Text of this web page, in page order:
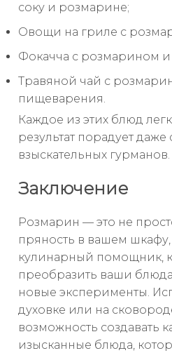
соку и розмарине;
Овощи на гриле с
Фокачча с розмарином
Травяной чай с
пищеварения.
Каждое из этих блюд
результат порадует даже
взыскательных гурманов.
Заключение
Розмарин — это не
пряность в вашем
кулинарный помощник,
преобразить ваши
новые эксперименты.
духовке или на
возможность создавать
изысканные блюда,